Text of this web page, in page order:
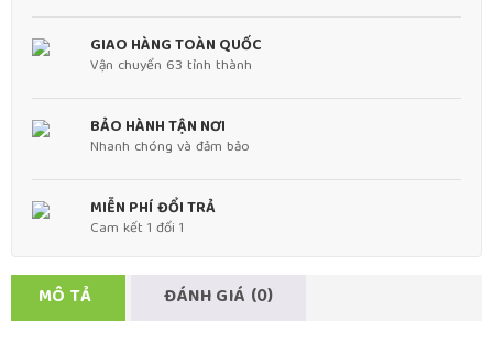
GIAO HÀNG TOÀN QUỐC
Vận chuyển 63 tỉnh thành
BẢO HÀNH TẬN NƠI
Nhanh chóng và đảm bảo
MIỄN PHÍ ĐỔI TRẢ
Cam kết 1 đổi 1
MÔ TẢ ĐÁNH GIÁ (0)